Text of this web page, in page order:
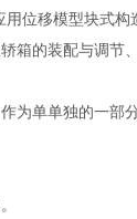
位移模型块式
的装配与调
单单独的一